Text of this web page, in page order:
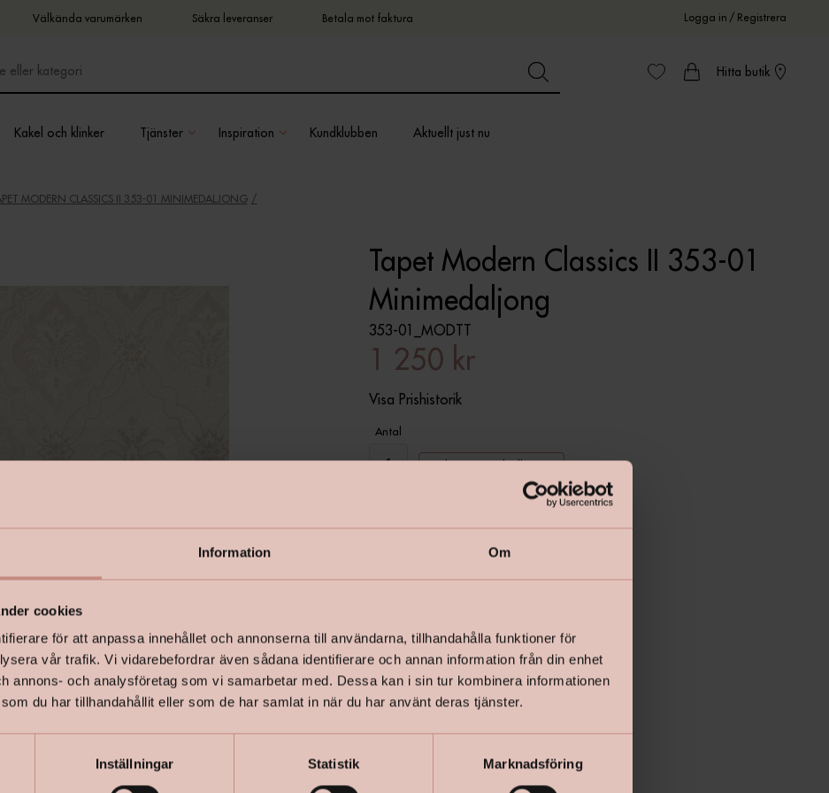
Information Om
cookies
för att anpassa innehållet och annonserna till användarna, tillhandahålla funktioner för
vår trafik. Vi vidarebefordrar även sådana identifierare och annan information från din enhet
annons- och analysföretag som vi samarbetar med. Dessa kan i sin tur kombinera informationen
du har tillhandahållit eller som de har samlat in när du har använt deras tjänster.
Inställningar Statistik Marknadsföring
Välkända varumärken Säkra leveranser Betala mot faktura Logga in / Registrera
Hitta butik
Kakel och klinker Tjänster Inspiration Kundklubben Aktuellt just nu
MODERN CLASSICS II 353-01 MINIMEDALJONG
Tapet Modern Classics II 353-01
Minimedaljong
353-01_MODTT
1 250 kr
Visa Prishistorik
Antal
Räkna ut antal rullar
Lägg i varukorgen
I lager